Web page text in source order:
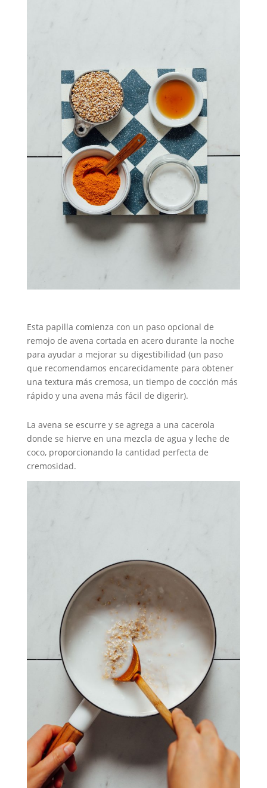
Esta papilla comienza con un paso opcional de
remojo de avena cortada en acero durante la noche
para ayudar a mejorar su digestibilidad (un paso
que recomendamos encarecidamente para obtener
una textura más cremosa, un tiempo de cocción más
rápido y una avena más fácil de digerir).
La avena se escurre y se agrega a una cacerola
donde se hierve en una mezcla de agua y leche de
coco, proporcionando la cantidad perfecta de
cremosidad.